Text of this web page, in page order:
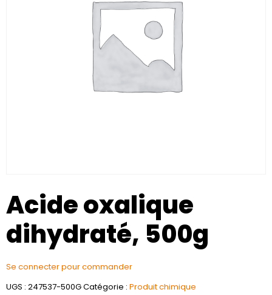
Acide oxalique
dihydraté, 500g
Se connecter pour commander
UGS : 247537-500GCatégorie : Produit chimique